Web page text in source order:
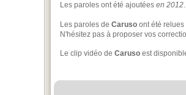
Les paroles ont été ajoutées en 2012.
Les paroles de Caruso ont été
N'hésitez pas à proposer vos
Le clip vidéo de Caruso est